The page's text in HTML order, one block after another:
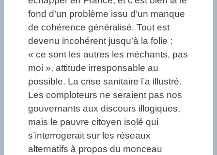
fond d’un problème issu d’un manque
de cohérence généralisé. Tout est
devenu incohérent jusqu’à la folie :
« ce sont les autres les méchants, pas
moi », attitude irresponsable au
possible. La crise sanitaire l’a illustré.
Les comploteurs ne seraient pas nos
gouvernants aux discours illogiques,
mais le pauvre citoyen isolé qui
s’interrogerait sur les réseaux
alternatifs à propos du monceau